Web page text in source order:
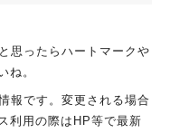
思ったらハートマークや
ね。
報です。変更される場合
利用の際はHP等で最新